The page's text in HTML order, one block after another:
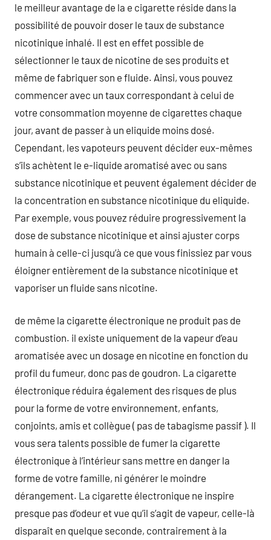
le meilleur avantage de la e cigarette réside dans la
possibilité de pouvoir doser le taux de substance
nicotinique inhalé. Il est en effet possible de
sélectionner le taux de nicotine de ses produits et
même de fabriquer son e fluide. Ainsi, vous pouvez
commencer avec un taux correspondant à celui de
votre consommation moyenne de cigarettes chaque
jour, avant de passer à un eliquide moins dosé.
Cependant, les vapoteurs peuvent décider eux-mêmes
s’ils achètent le e-liquide aromatisé avec ou sans
substance nicotinique et peuvent également décider de
la concentration en substance nicotinique du eliquide.
Par exemple, vous pouvez réduire progressivement la
dose de substance nicotinique et ainsi ajuster corps
humain à celle-ci jusqu’à ce que vous finissiez par vous
éloigner entièrement de la substance nicotinique et
vaporiser un fluide sans nicotine.
de même la cigarette électronique ne produit pas de
combustion. il existe uniquement de la vapeur d’eau
aromatisée avec un dosage en nicotine en fonction du
profil du fumeur, donc pas de goudron. La cigarette
électronique réduira également des risques de plus
pour la forme de votre environnement, enfants,
conjoints, amis et collègue ( pas de tabagisme passif ). Il
vous sera talents possible de fumer la cigarette
électronique à l’intérieur sans mettre en danger la
forme de votre famille, ni générer le moindre
dérangement. La cigarette électronique ne inspire
presque pas d’odeur et vue qu’il s’agit de vapeur, celle-là
disparaît en quelque seconde, contrairement à la